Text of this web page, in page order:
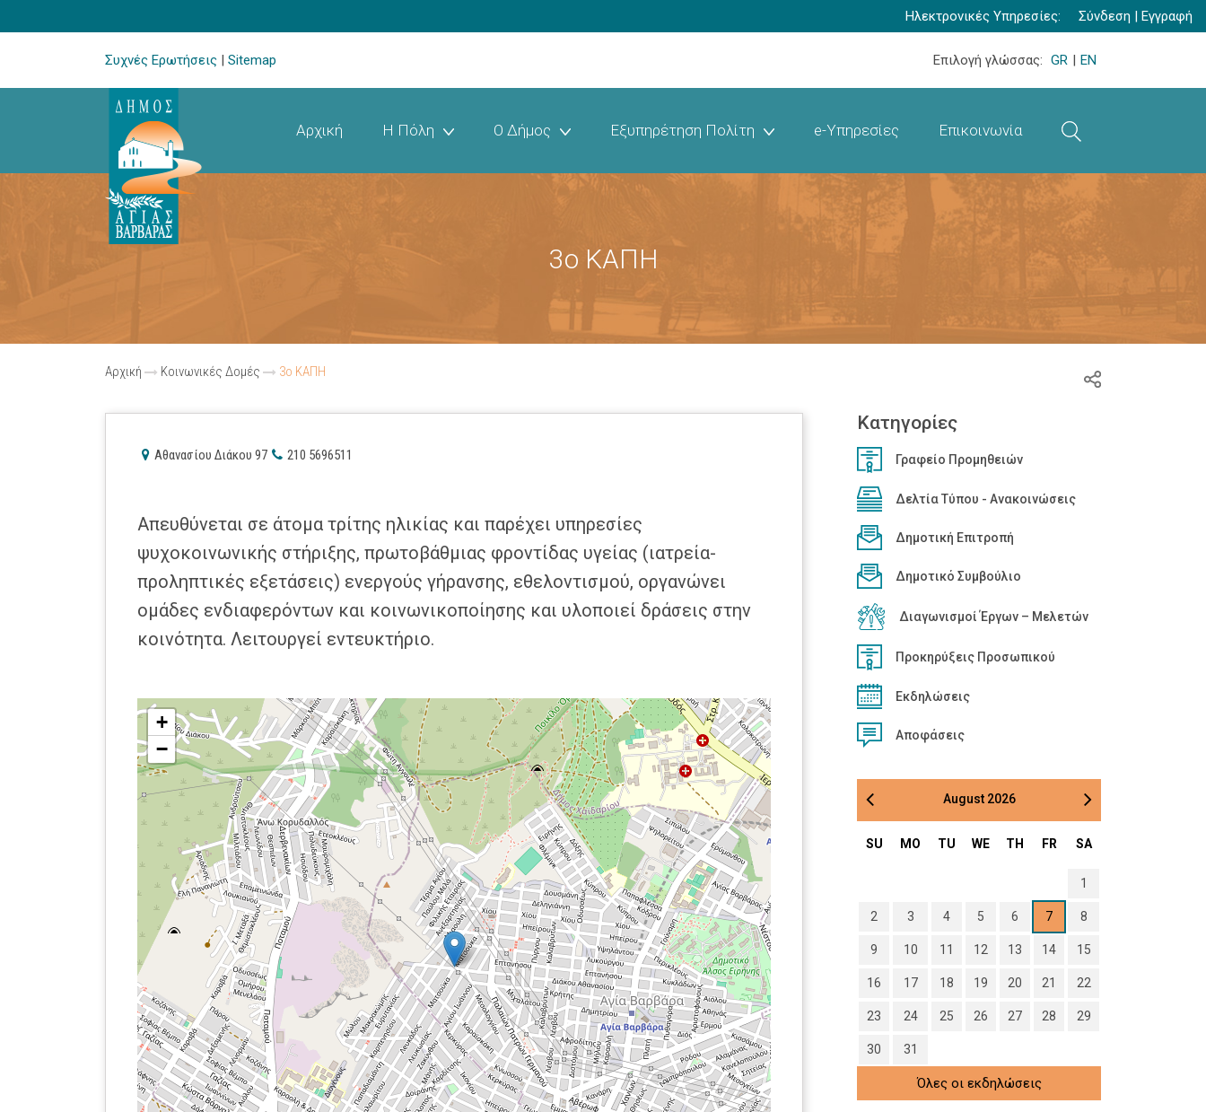
Ηλεκτρονικές Υπηρεσίες: Σύνδεση | Εγγραφή
Συχνές Ερωτήσεις | Sitemap Επιλογή γλώσσας: GR | EN
Αρχική Η Πόλη Ο Δήμος Εξυπηρέτηση Πολίτη e-Υπηρεσίες Επικοινωνία
3ο ΚΑΠΗ
Αρχική Κοινωνικές Δομές 3ο ΚΑΠΗ
Αθανασίου Διάκου 97 210 5696511
Απευθύνεται σε άτομα τρίτης ηλικίας και παρέχει υπηρεσίες
ψυχοκοινωνικής στήριξης, πρωτοβάθμιας φροντίδας υγείας (ιατρεία-
προληπτικές εξετάσεις) ενεργούς γήρανσης, εθελοντισμού, οργανώνει
ομάδες ενδιαφερόντων και κοινωνικοποίησης και υλοποιεί δράσεις στην
κοινότητα. Λειτουργεί εντευκτήριο.
+
−
Κατηγορίες
Γραφείο Προμηθειών
Δελτία Τύπου - Ανακοινώσεις
Δημοτική Επιτροπή
Δημοτικό Συμβούλιο
Διαγωνισμοί Έργων – Μελετών
Προκηρύξεις Προσωπικού
Εκδηλώσεις
Αποφάσεις
August 2026
SU MO TU WE TH FR SA
1
2 3 4 5 6 7 8
9 10 11 12 13 14 15
16 17 18 19 20 21 22
23 24 25 26 27 28 29
30 31
Όλες οι εκδηλώσεις